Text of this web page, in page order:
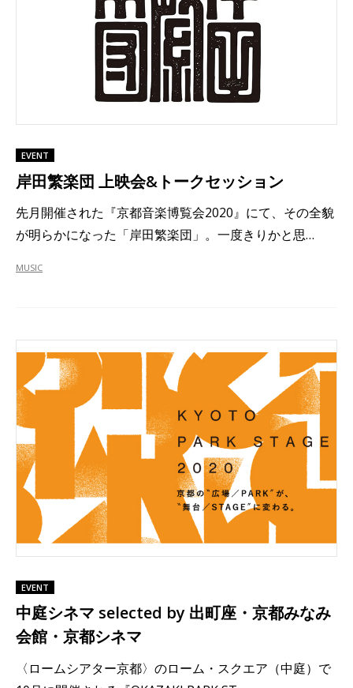
EVENT
岸田繁楽団 上映会&トークセッション
先月開催された『京都音楽博覧会2020』にて、その全貌
が明らかになった「岸田繁楽団」。一度きりかと思…
MUSIC
EVENT
中庭シネマ selected by 出町座・京都みなみ
会館・京都シネマ
〈ロームシアター京都〉のローム・スクエア（中庭）で